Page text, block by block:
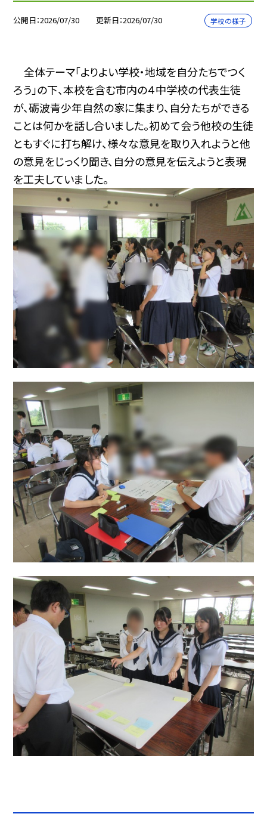
公開日 2026/07/30 更新日 2026/07/30 学校の様子
全体テーマ「よりよい学校・地域を自分たちでつく
ろう」の下、本校を含む市内の４中学校の代表生徒
が、砺波青少年自然の家に集まり、自分たちができる
ことは何かを話し合いました。初めて会う他校の生徒
ともすぐに打ち解け、様々な意見を取り入れようと他
の意見をじっくり聞き、自分の意見を伝えようと表現
を工夫していました。